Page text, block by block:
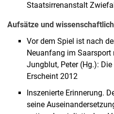
Staatsirrenanstalt
Aufsätze und
Vor dem Spiel ist nach
Neuanfang im Saarsport
Jungblut, Peter (Hg.):
Erscheint 2012
Inszenierte Erinnerung.
seine